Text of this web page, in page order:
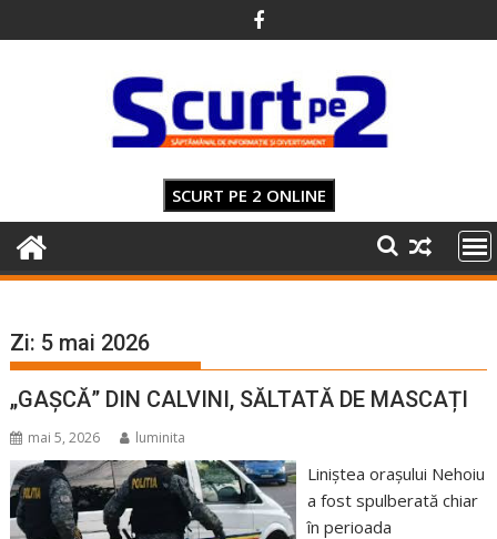
to
SCURT PE 2 ONLINE
Zi: 5 mai 2026
„GAȘCĂ” DIN CALVINI, SĂLTATĂ DE MASCAȚI
mai 5, 2026 luminita
Liniștea orașului Nehoiu
a fost spulberată chiar
în perioada